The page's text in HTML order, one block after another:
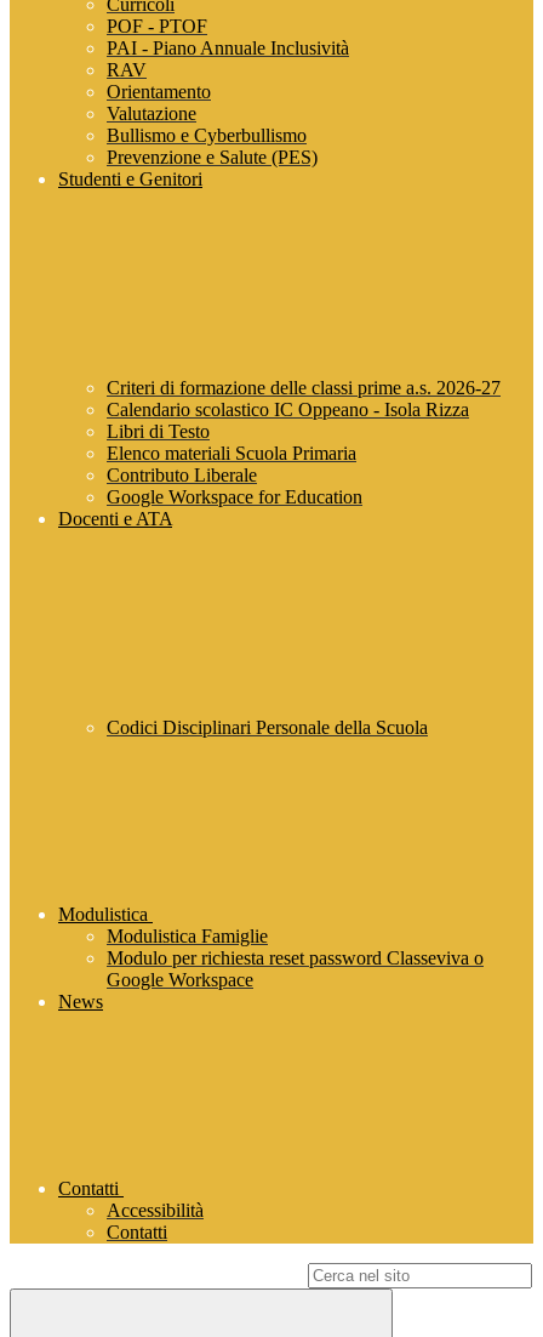
Curricoli
POF - PTOF
PAI - Piano Annuale Inclusività
RAV
Orientamento
Valutazione
Bullismo e Cyberbullismo
Prevenzione e Salute (PES)
Studenti e Genitori
Criteri di formazione delle classi prime a.s. 2026-27
Calendario scolastico IC Oppeano - Isola Rizza
Libri di Testo
Elenco materiali Scuola Primaria
Contributo Liberale
Google Workspace for Education
Docenti e ATA
Codici Disciplinari Personale della Scuola
Modulistica
Modulistica Famiglie
Modulo per richiesta reset password Classeviva o
Google Workspace
News
Contatti
Accessibilità
Contatti